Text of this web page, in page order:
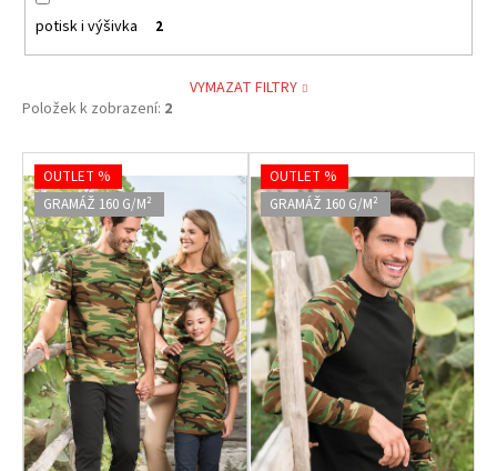
potisk i výšivka 2
VYMAZAT FILTRY
Položek k zobrazení: 2
V
ý
p
i
s
p
r
o
d
u
k
OUTLET %
GRAMÁŽ 160 G/M²
OUTLET %
GRAMÁŽ 160 G/M²